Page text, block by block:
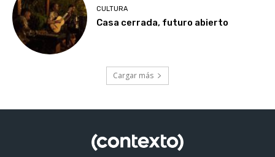
CULTURA
Casa cerrada, futuro abierto
Cargar más